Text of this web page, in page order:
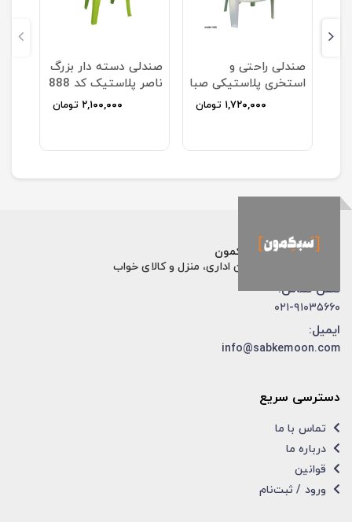
صندلی دسته دار بزرگ
ناصر پلاستیک کد 888
۲,۱۰۰,۰۰۰ تومان
صندلی راحتی و
استخری پلاستیکی صبا
۱,۷۲۰,۰۰۰ تومان
فروشگاه اینترنتی سبکمون
فروش تخصصی مبلمان اداری، منزل و کالای خواب
تلفن تماس:
۰۲۱-۹۱۰۳۵۶۶۰
ایمیل:
info@sabkemoon.com
دسترسی سریع
تماس با ما
درباره ما
قوانین
ورود / ثبت‌نام